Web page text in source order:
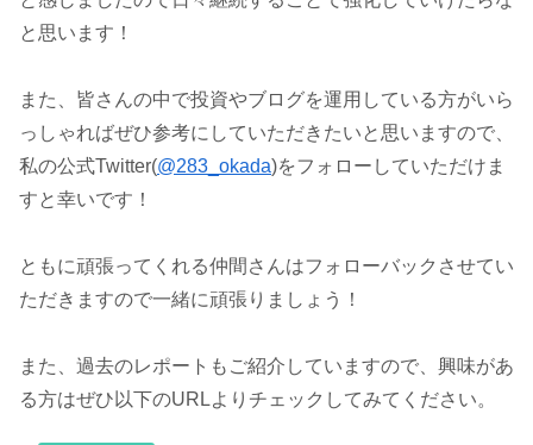
と思います！
また、皆さんの中で投資やブログを運用している方がいら
っしゃればぜひ参考にしていただきたいと思いますので、
私の公式Twitter(@283_okada)をフォローしていただけま
すと幸いです！
ともに頑張ってくれる仲間さんはフォローバックさせてい
ただきますので一緒に頑張りましょう！
また、過去のレポートもご紹介していますので、興味があ
る方はぜひ以下のURLよりチェックしてみてください。